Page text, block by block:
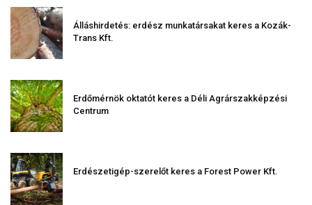
Álláshirdetés: erdész munkatársakat keres a Kozák-
Trans Kft.
Erdőmérnök oktatót keres a Déli Agrárszakképzési
Centrum
Erdészetigép-szerelőt keres a Forest Power Kft.